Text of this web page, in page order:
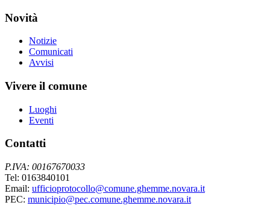
Novità
Notizie
Comunicati
Avvisi
Vivere il comune
Luoghi
Eventi
Contatti
P.IVA: 00167670033
Tel: 0163840101
Email: ufficioprotocollo@comune.ghemme.novara.it
PEC: municipio@pec.comune.ghemme.novara.it